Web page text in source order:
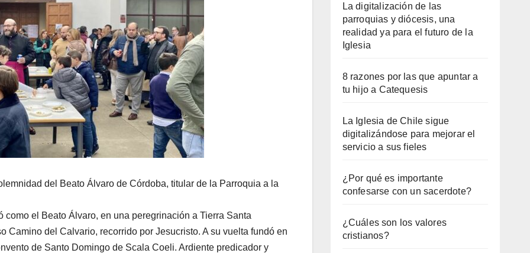
del Beato Álvaro de Córdoba, titular de la Parroquia a la
el Beato Álvaro, en una peregrinación a Tierra Santa
Camino del Calvario, recorrido por Jesucristo. A su vuelta fundó en
de Santo Domingo de Scala Coeli. Ardiente predicador y
La digitalización de las
parroquias y diócesis, una
realidad ya para el futuro de la
Iglesia
8 razones por las que apuntar a
tu hijo a Catequesis
La Iglesia de Chile sigue
digitalizándose para mejorar el
servicio a sus fieles
¿Por qué es importante
confesarse con un sacerdote?
¿Cuáles son los valores
cristianos?